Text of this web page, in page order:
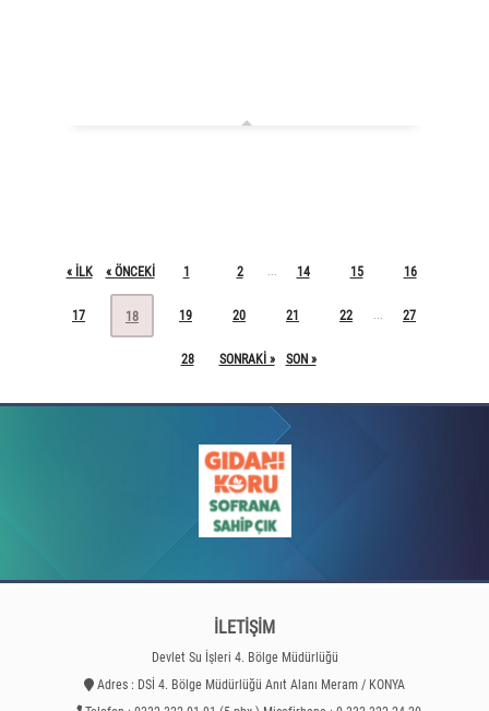
« ILK « ÖNCEKI 1 2 14 15 16
17 18 19 20 21 22 27
28 SONRAKI » SON »
İLETİŞİM
Devlet Su İşleri 4. Bölge Müdürlüğü
Adres : DSİ 4. Bölge Müdürlüğü Anıt Alanı Meram / KONYA